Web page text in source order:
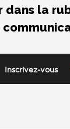
dans la
Inscrivez-vous